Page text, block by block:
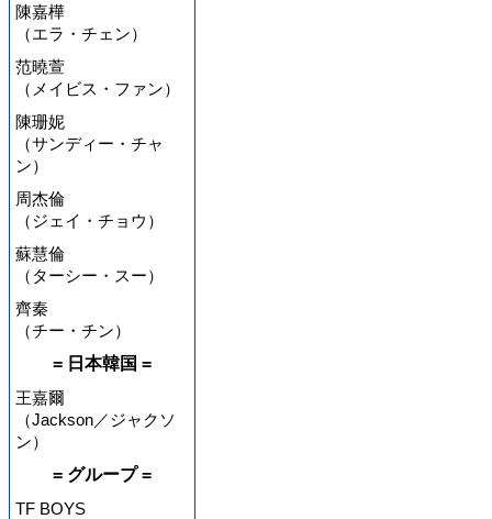
陳嘉樺
（エラ・チェン）
范曉萱
（メイビス・ファン）
陳珊妮
（サンディー・チャ
ン）
周杰倫
（ジェイ・チョウ）
蘇慧倫
（ターシー・スー）
齊秦
（チー・チン）
= 日本韓国 =
王嘉爾
（Jackson／ジャクソ
ン）
= グループ =
TF BOYS